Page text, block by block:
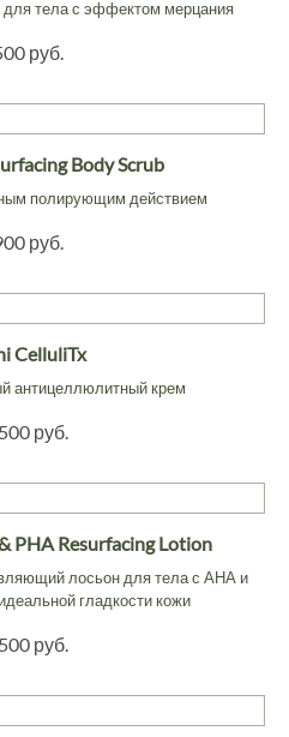
для тела с эффектом мерцания
руб.
Body Scrub
полирующим действием
руб.
CelluliTx
антицеллюлитный крем
руб.
PHA Resurfacing Lotion
лосьон для тела с АНА и
гладкости кожи
руб.